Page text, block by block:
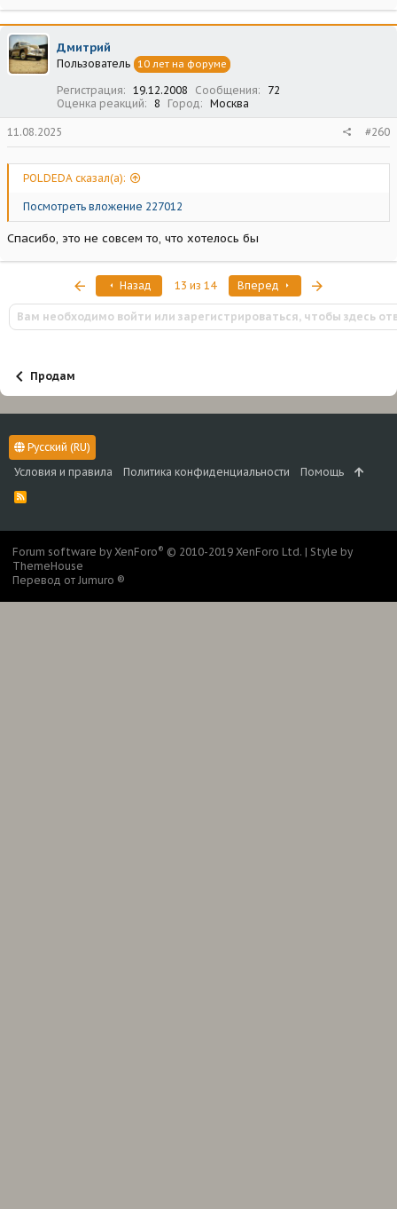
Дмитpий
Пользователь 10 лет на форуме
Регистрация 19.12.2008 Сообщения
72
Оценка реакций
8 Город Москва
11.08.2025 #260
POLDEDA сказал(а):
Посмотреть вложение 227012
Спасибо, это не совсем то, что хотелось бы
ПервыйНазад 13 из 14 Вперед
Вам необходимо войти или зарегистрироваться, чтобы здесь
Продам
Русский (RU)
Условия и правила
Политика конфиденциальности Помощь
R
S
Forum software by XenForo® © 2010-2019 XenForo Ltd. | Style by
ThemeHouse
Перевод от Jumuro ®